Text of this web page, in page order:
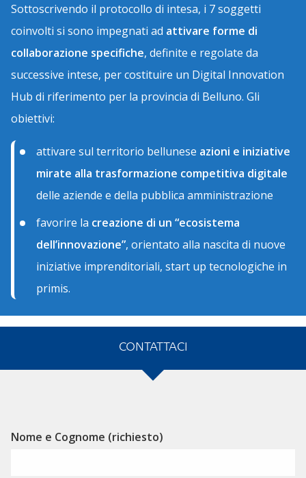
Sottoscrivendo il protocollo di intesa, i 7 soggetti
coinvolti si sono impegnati ad attivare forme di
collaborazione specifiche, definite e regolate da
successive intese, per costituire un Digital Innovation
Hub di riferimento per la provincia di Belluno. Gli
obiettivi:
attivare sul territorio bellunese azioni e iniziative
mirate alla trasformazione competitiva digitale
delle aziende e della pubblica amministrazione
favorire la creazione di un “ecosistema
dell’innovazione”, orientato alla nascita di nuove
iniziative imprenditoriali, start up tecnologiche in
primis.
CONTATTACI
Nome e Cognome (richiesto)
Alternative: